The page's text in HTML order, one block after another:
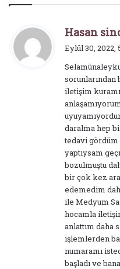
Hasan
Eylül 30, 2022,
iletişim
daralma hep
tedavi
yaptıysam
bozulmuştu
bir çok kez
edemedim
ile Medyum
hocamla
anlattım daha
işlemlerden
numaramı
başladı ve